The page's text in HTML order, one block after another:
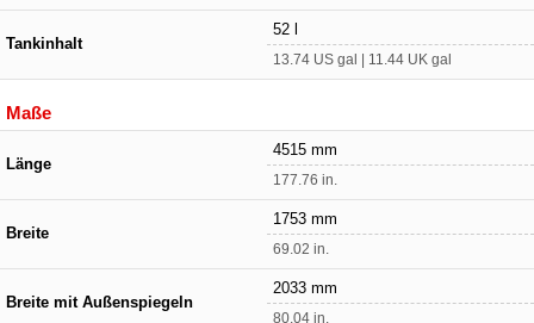
Tankinhalt
52 l
13.74 US gal | 11.44 UK gal
Maße
Länge
4515 mm
177.76 in.
Breite
1753 mm
69.02 in.
Breite mit Außenspiegeln
2033 mm
80.04 in.